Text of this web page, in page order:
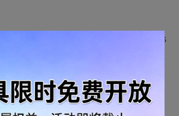
(ByVal lpszSoundName As